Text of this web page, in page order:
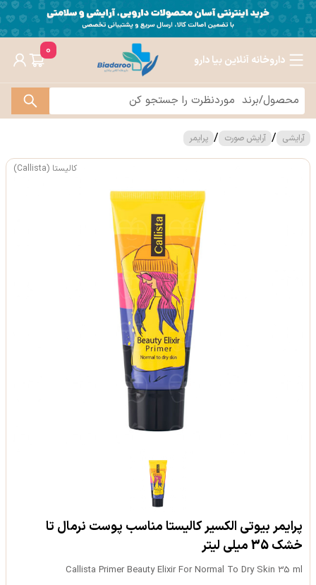
داروخانه آنلاین بیا دارو
0
آرایشی / آرایش صورت / پرایمر
کالیستا (Callista)
پرایمر بیوتی الکسیر کالیستا مناسب پوست نرمال تا
خشک 35 میلی لیتر
Callista Primer Beauty Elixir For Normal To Dry Skin 35 ml